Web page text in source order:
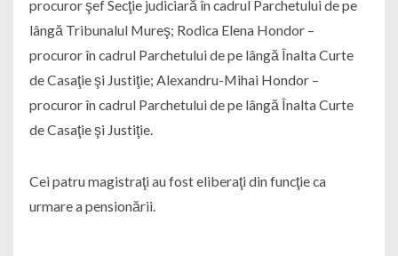
procuror şef Secţie judiciară în cadrul Parchetului de pe
lângă Tribunalul Mureş; Rodica Elena Hondor –
procuror în cadrul Parchetului de pe lângă Înalta Curte
de Casaţie şi Justiţie; Alexandru-Mihai Hondor –
procuror în cadrul Parchetului de pe lângă Înalta Curte
de Casaţie şi Justiţie.
Cei patru magistraţi au fost eliberaţi din funcţie ca
urmare a pensionării.